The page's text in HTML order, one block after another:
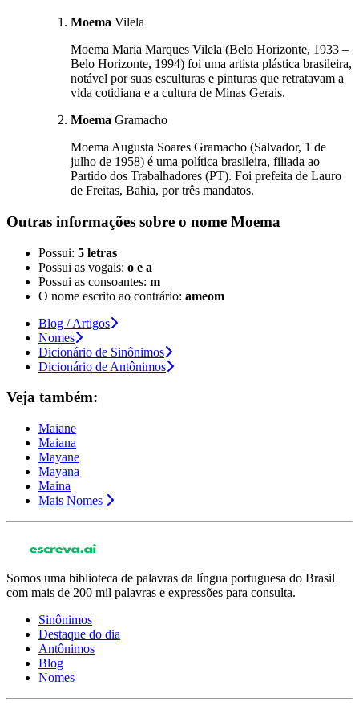
Moema Vilela
Moema Maria Marques Vilela (Belo Horizonte, 1933 –
Belo Horizonte, 1994) foi uma artista plástica brasileira,
notável por suas esculturas e pinturas que retratavam a
vida cotidiana e a cultura de Minas Gerais.
Moema Gramacho
Moema Augusta Soares Gramacho (Salvador, 1 de
julho de 1958) é uma política brasileira, filiada ao
Partido dos Trabalhadores (PT). Foi prefeita de Lauro
de Freitas, Bahia, por três mandatos.
Outras informações sobre o nome Moema
Possui: 5 letras
Possui as vogais: o e a
Possui as consoantes: m
O nome escrito ao contrário: ameom
Blog / Artigos
Nomes
Dicionário de Sinônimos
Dicionário de Antônimos
Veja também:
Maiane
Maiana
Mayane
Mayana
Maina
Mais Nomes
Somos uma biblioteca de palavras da língua portuguesa do Brasil
com mais de 200 mil palavras e expressões para consulta.
Sinônimos
Destaque do dia
Antônimos
Blog
Nomes